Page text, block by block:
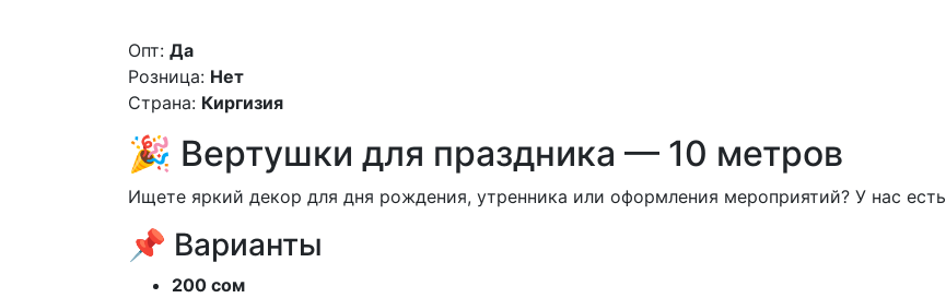
Опт: Да
Розница: Нет
Страна: Киргизия
🎉 Вертушки для праздника — 10 метров
Ищете яркий декор для дня рождения, утренника или оформления мероприятий? У нас есть
📌 Варианты
200 сом